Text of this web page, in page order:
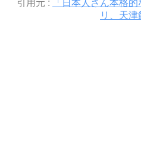
引用元 :
「日本人さん本格
リ、天津